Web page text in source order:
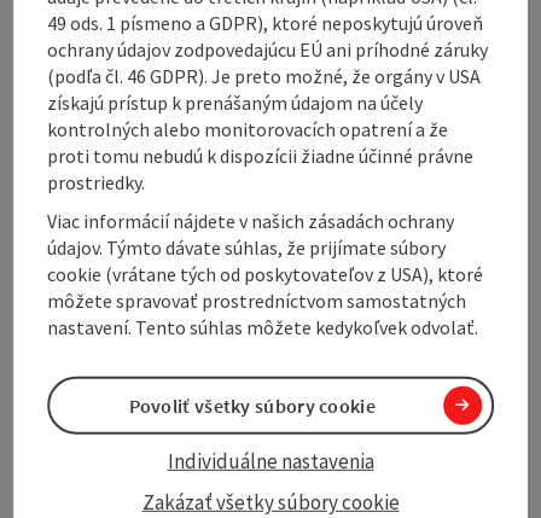
wonderful view of the Haller Mauern and the
Sengsengebirge mountains. The hut is not staffed, so
it is advisable to take a snack and something to drink
...
Display complete description
Tour and route information
Along the trail
49 ods. 1 písmeno a GDPR), ktoré neposkytujú úroveň
ochrany údajov zodpovedajúcu EÚ ani príhodné záruky
(podľa čl. 46 GDPR). Je preto možné, že orgány v USA
získajú prístup k prenášaným údajom na účely
kontrolných alebo monitorovacích opatrení a že
proti tomu nebudú k dispozícii žiadne účinné právne
prostriedky.
Viac informácií nájdete v našich zásadách ochrany
údajov. Týmto dávate súhlas, že prijímate súbory
cookie (vrátane tých od poskytovateľov z USA), ktoré
môžete spravovať prostredníctvom samostatných
nastavení. Tento súhlas môžete kedykoľvek odvolať.
Zakázať všetky súbory cookie
Individuálne nastavenia
Povoliť všetky súbory cookie